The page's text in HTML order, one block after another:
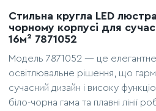
Стильна кругла LED
чорному корпусі для
16м² 7871052
Модель 7871052 — це елегантне
освітлювальне рішення, що
сучасний дизайн і високу
біло-чорна гама та плавні лінії